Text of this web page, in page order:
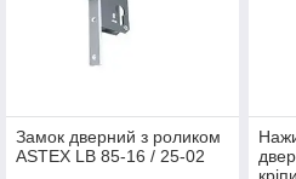
Замок дверний з роликом
ASTEX LB 85-16 / 25-02